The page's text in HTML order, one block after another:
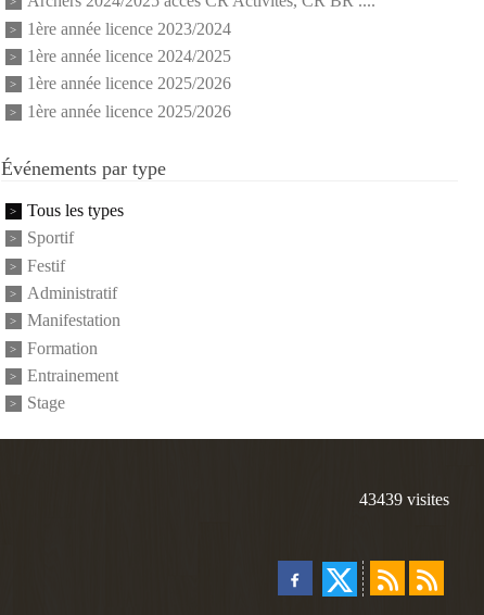
1ère année licence 2023/2024
1ère année licence 2024/2025
1ère année licence 2025/2026
1ère année licence 2025/2026
Événements par type
Tous les types
Sportif
Festif
Administratif
Manifestation
Formation
Entrainement
Stage
43439 visites